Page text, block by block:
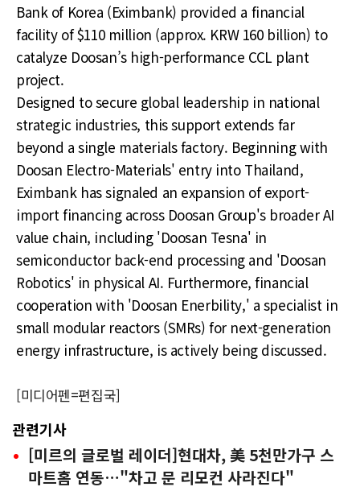
Bank of Korea (Eximbank) provided a financial
facility of $110 million (approx. KRW 160 billion) to
catalyze Doosan’s high-performance CCL plant
project.
Designed to secure global leadership in national
strategic industries, this support extends far
beyond a single materials factory. Beginning with
Doosan Electro-Materials' entry into Thailand,
Eximbank has signaled an expansion of export-
import financing across Doosan Group's broader AI
value chain, including 'Doosan Tesna' in
semiconductor back-end processing and 'Doosan
Robotics' in physical AI. Furthermore, financial
cooperation with 'Doosan Enerbility,' a specialist in
small modular reactors (SMRs) for next-generation
energy infrastructure, is actively being discussed.
[미디어펜=편집국]
관련기사
[미르의 글로벌 레이더]현대차, 美 5천만가구 스
마트홈 연동…"차고 문 리모컨 사라진다"